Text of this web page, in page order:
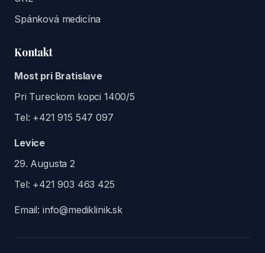
Spánková medicína
Kontakt
Most pri Bratislave
Pri Tureckom kopci 1400/5
Tel: +421 915 547 097
Levice
29. Augusta 2
Tel: +421 903 463 425
Email: info@mediklinik.sk